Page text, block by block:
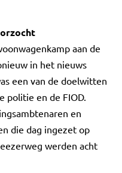
aan de
in het nieuws
een van de doelwitten
politie en de FIOD.
en
die dag ingezet op
werden acht